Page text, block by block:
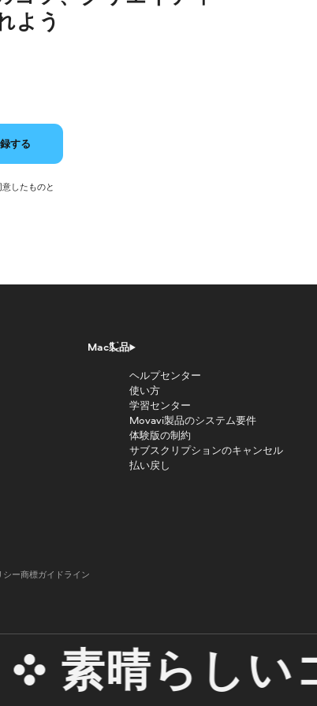
よう
する
意したものと
Mac製品
ヘルプセンター
使い方
学習センター
Movavi製品のシステム要件
体験版の制約
サブスクリプションのキャンセル
払い戻し
シー商標ガイドライン
素晴らしいコ